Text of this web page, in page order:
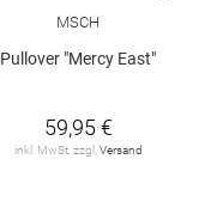
MSCH
Pullover "Mercy East"
59,95 €
inkl. MwSt. zzgl. Versand